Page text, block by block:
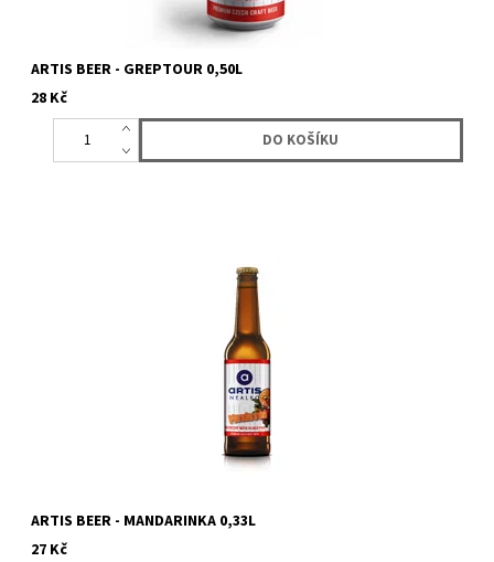
ARTIS BEER - GREPTOUR 0,50L
28 Kč
Ochucený nápoj na bázi piva. Mandarinkový ochucený nápoj na
bázi piva je osvěžující nápoj, který kombinuje chuť...
ARTIS BEER - MANDARINKA 0,33L
27 Kč